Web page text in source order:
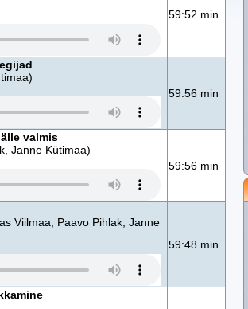
59:52 min
59:56 min
valmis
Janne Kütimaa)
59:56 min
Viilmaa, Paavo Pihlak, Janne
59:48 min